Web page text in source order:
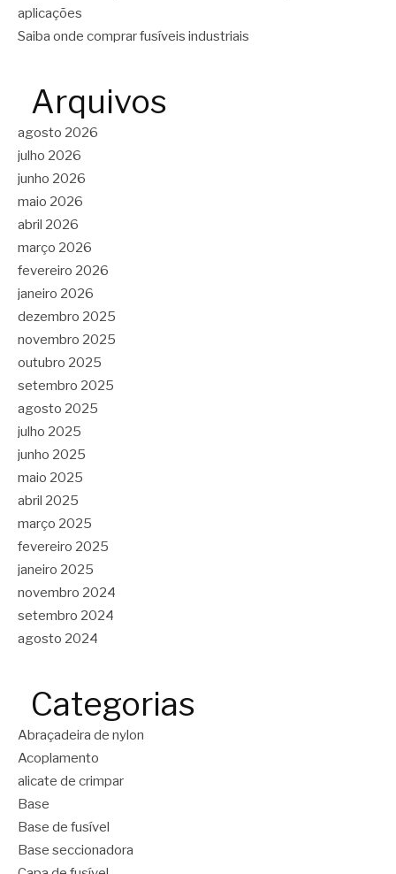
aplicações
Saiba onde comprar fusíveis industriais
Arquivos
agosto 2026
julho 2026
junho 2026
maio 2026
abril 2026
março 2026
fevereiro 2026
janeiro 2026
dezembro 2025
novembro 2025
outubro 2025
setembro 2025
agosto 2025
julho 2025
junho 2025
maio 2025
abril 2025
março 2025
fevereiro 2025
janeiro 2025
novembro 2024
setembro 2024
agosto 2024
Categorias
Abraçadeira de nylon
Acoplamento
alicate de crimpar
Base
Base de fusível
Base seccionadora